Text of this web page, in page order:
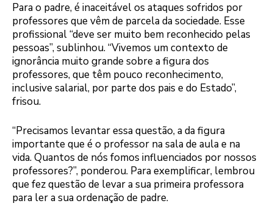
Para o padre, é inaceitável os ataques sofridos por
professores que vêm de parcela da sociedade. Esse
profissional “deve ser muito bem reconhecido pelas
pessoas”, sublinhou. “Vivemos um contexto de
ignorância muito grande sobre a figura dos
professores, que têm pouco reconhecimento,
inclusive salarial, por parte dos pais e do Estado”,
frisou.
“Precisamos levantar essa questão, a da figura
importante que é o professor na sala de aula e na
vida. Quantos de nós fomos influenciados por nossos
professores?”, ponderou. Para exemplificar, lembrou
que fez questão de levar a sua primeira professora
para ler a sua ordenação de padre.